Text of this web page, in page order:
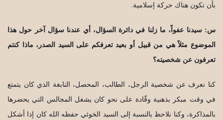
بأن تكون هناك حركة إسلامية.
س: سيدنا عفواً، ما زلنا في دائرة السؤال، أي عندنا سؤال آخر حول هذا
الموضوع مثلاً هي من قبيل أو بعيد تعرفكم على السيد الصدر، ماذا كنتم
تعرفون عن شخصيته؟
كنا نعرف عن شخصية الرجل، الطالب، المحصل، النابغة الذي كان يتمتع
في وقت مبكر بذهنية وقّادة على نحو كان يشغل المجالس التي يحضرها
بالمذاكرة، وكنا نلاحظ بالنسبة إلى السيد الخوئي حفظه الله كان إذا أشكل